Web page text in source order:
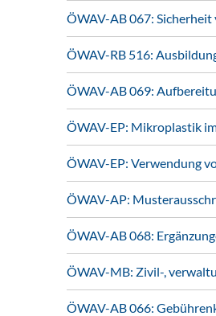
ÖWAV-AB 067:
ÖWAV-RB 516:
ÖWAV-AB 069:
ÖWAV-EP: Mikroplastik
ÖWAV-EP: Verwendung
ÖWAV-AP:
ÖWAV-AB 068:
ÖWAV-MB: Zivil-,
ÖWAV-AB 066: